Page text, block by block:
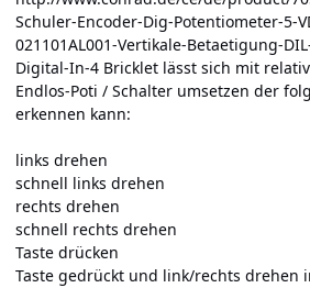
Schuler-Encoder-Dig-Potentiometer-5-
021101AL001-Vertikale-Betaetigung-
Digital-In-4 Bricklet lässt sich mit
Endlos-Poti / Schalter umsetzen der
erkennen kann:
links drehen
schnell links drehen
rechts drehen
schnell rechts drehen
Taste drücken
Taste gedrückt und link/rechts drehen